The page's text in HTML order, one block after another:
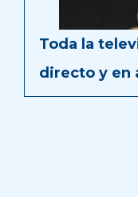
Toda la
directo y en